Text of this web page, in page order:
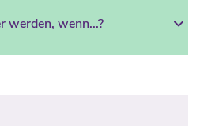
werden, wenn...?